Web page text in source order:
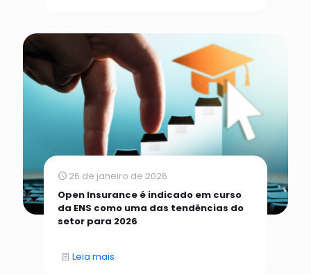
26 de janeiro de 2026
Open Insurance é indicado em curso
da ENS como uma das tendências do
setor para 2026
Leia mais